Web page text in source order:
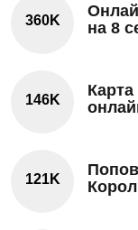
360K
на 8
146K
Карта
121K